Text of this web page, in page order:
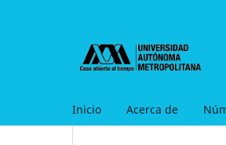
Inicio Acerca de